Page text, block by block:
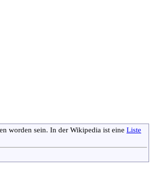
worden sein. In der Wikipedia ist eine Liste